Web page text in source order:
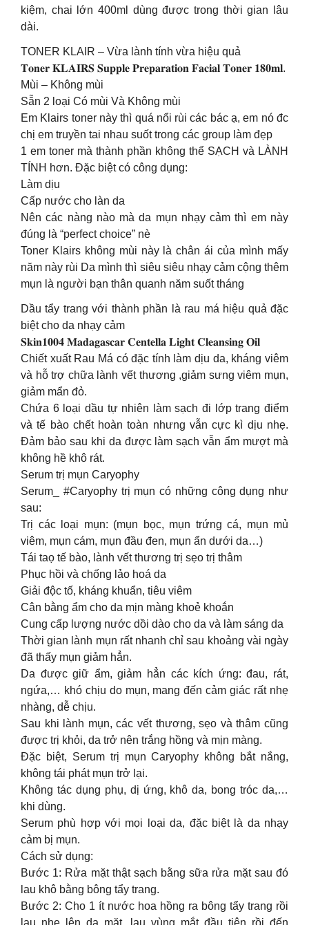
kiệm, chai lớn 400ml dùng được trong thời gian lâu
dài.
TONER KLAIR – Vừa lành tính vừa hiệu quả
𝐓𝐨𝐧𝐞𝐫 𝐊𝐋𝐀𝐈𝐑𝐒 𝐒𝐮𝐩𝐩𝐥𝐞 𝐏𝐫𝐞𝐩𝐚𝐫𝐚𝐭𝐢𝐨𝐧 𝐅𝐚𝐜𝐢𝐚𝐥 𝐓𝐨𝐧𝐞𝐫 𝟏𝟖𝟎𝐦𝐥.
Mùi – Không mùi
Sẵn 2 loại Có mùi Và Không mùi
Em Klairs toner này thì quá nổi rùi các bác ạ, em nó đc
chị em truyền tai nhau suốt trong các group làm đẹp
1 em toner mà thành phần không thể SẠCH và LÀNH
TÍNH hơn. Đặc biệt có công dụng:
Làm dịu
Cấp nước cho làn da
Nên các nàng nào mà da mụn nhạy cảm thì em này
đúng là “perfect choice” nè
Toner Klairs không mùi này là chân ái của mình mấy
năm này rùi Da mình thì siêu siêu nhạy cảm cộng thêm
mụn là người bạn thân quanh năm suốt tháng
Dầu tẩy trang với thành phần là rau má hiệu quả đặc
biệt cho da nhạy cảm
𝐒𝐤𝐢𝐧𝟏𝟎𝟎𝟒 𝐌𝐚𝐝𝐚𝐠𝐚𝐬𝐜𝐚𝐫 𝐂𝐞𝐧𝐭𝐞𝐥𝐥𝐚 𝐋𝐢𝐠𝐡𝐭 𝐂𝐥𝐞𝐚𝐧𝐬𝐢𝐧𝐠 𝐎𝐢𝐥
Chiết xuất Rau Má có đặc tính làm dịu da, kháng viêm
và hỗ trợ chữa lành vết thương ,giảm sưng viêm mụn,
giảm mẩn đỏ.
Chứa 6 loại dầu tự nhiên làm sạch đi lớp trang điểm
và tế bào chết hoàn toàn nhưng vẫn cực kì dịu nhẹ.
Đảm bảo sau khi da được làm sạch vẫn ẩm mượt mà
không hề khô rát.
Serum trị mụn Caryophy
Serum_ #Caryophy trị mụn có những công dụng như
sau:
Trị các loại mụn: (mụn bọc, mụn trứng cá, mụn mủ
viêm, mụn cám, mụn đầu đen, mụn ẩn dưới da…)
Tái taọ tế bào, lành vết thương trị sẹo trị thâm
Phục hồi và chống lảo hoá da
Giải độc tố, kháng khuẩn, tiêu viêm
Cân bằng ẩm cho da mịn màng khoẻ khoắn
Cung cấp lượng nước dồi dào cho da và làm sáng da
Thời gian lành mụn rất nhanh chỉ sau khoảng vài ngày
đã thấy mụn giảm hẳn.
Da được giữ ẩm, giảm hẳn các kích ứng: đau, rát,
ngứa,… khó chịu do mụn, mang đến cảm giác rất nhẹ
nhàng, dễ chịu.
Sau khi lành mụn, các vết thương, sẹo và thâm cũng
được trị khỏi, da trở nên trắng hồng và mịn màng.
Đặc biệt, Serum trị mụn Caryophy không bắt nắng,
không tái phát mụn trở lại.
Không tác dụng phụ, dị ứng, khô da, bong tróc da,…
khi dùng.
Serum phù hợp với mọi loại da, đặc biệt là da nhạy
cảm bị mụn.
Cách sử dụng:
Bước 1: Rửa mặt thật sạch bằng sữa rửa mặt sau đó
lau khô bằng bông tẩy trang.
Bước 2: Cho 1 ít nước hoa hồng ra bông tẩy trang rồi
lau nhẹ lên da mặt, lau vùng mắt đầu tiên rồi đến